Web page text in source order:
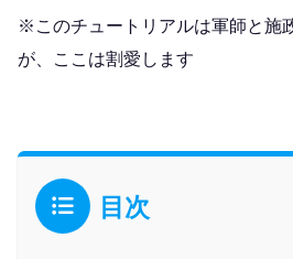
※このチュートリアルは軍師と施
が、ここは割愛します
目次